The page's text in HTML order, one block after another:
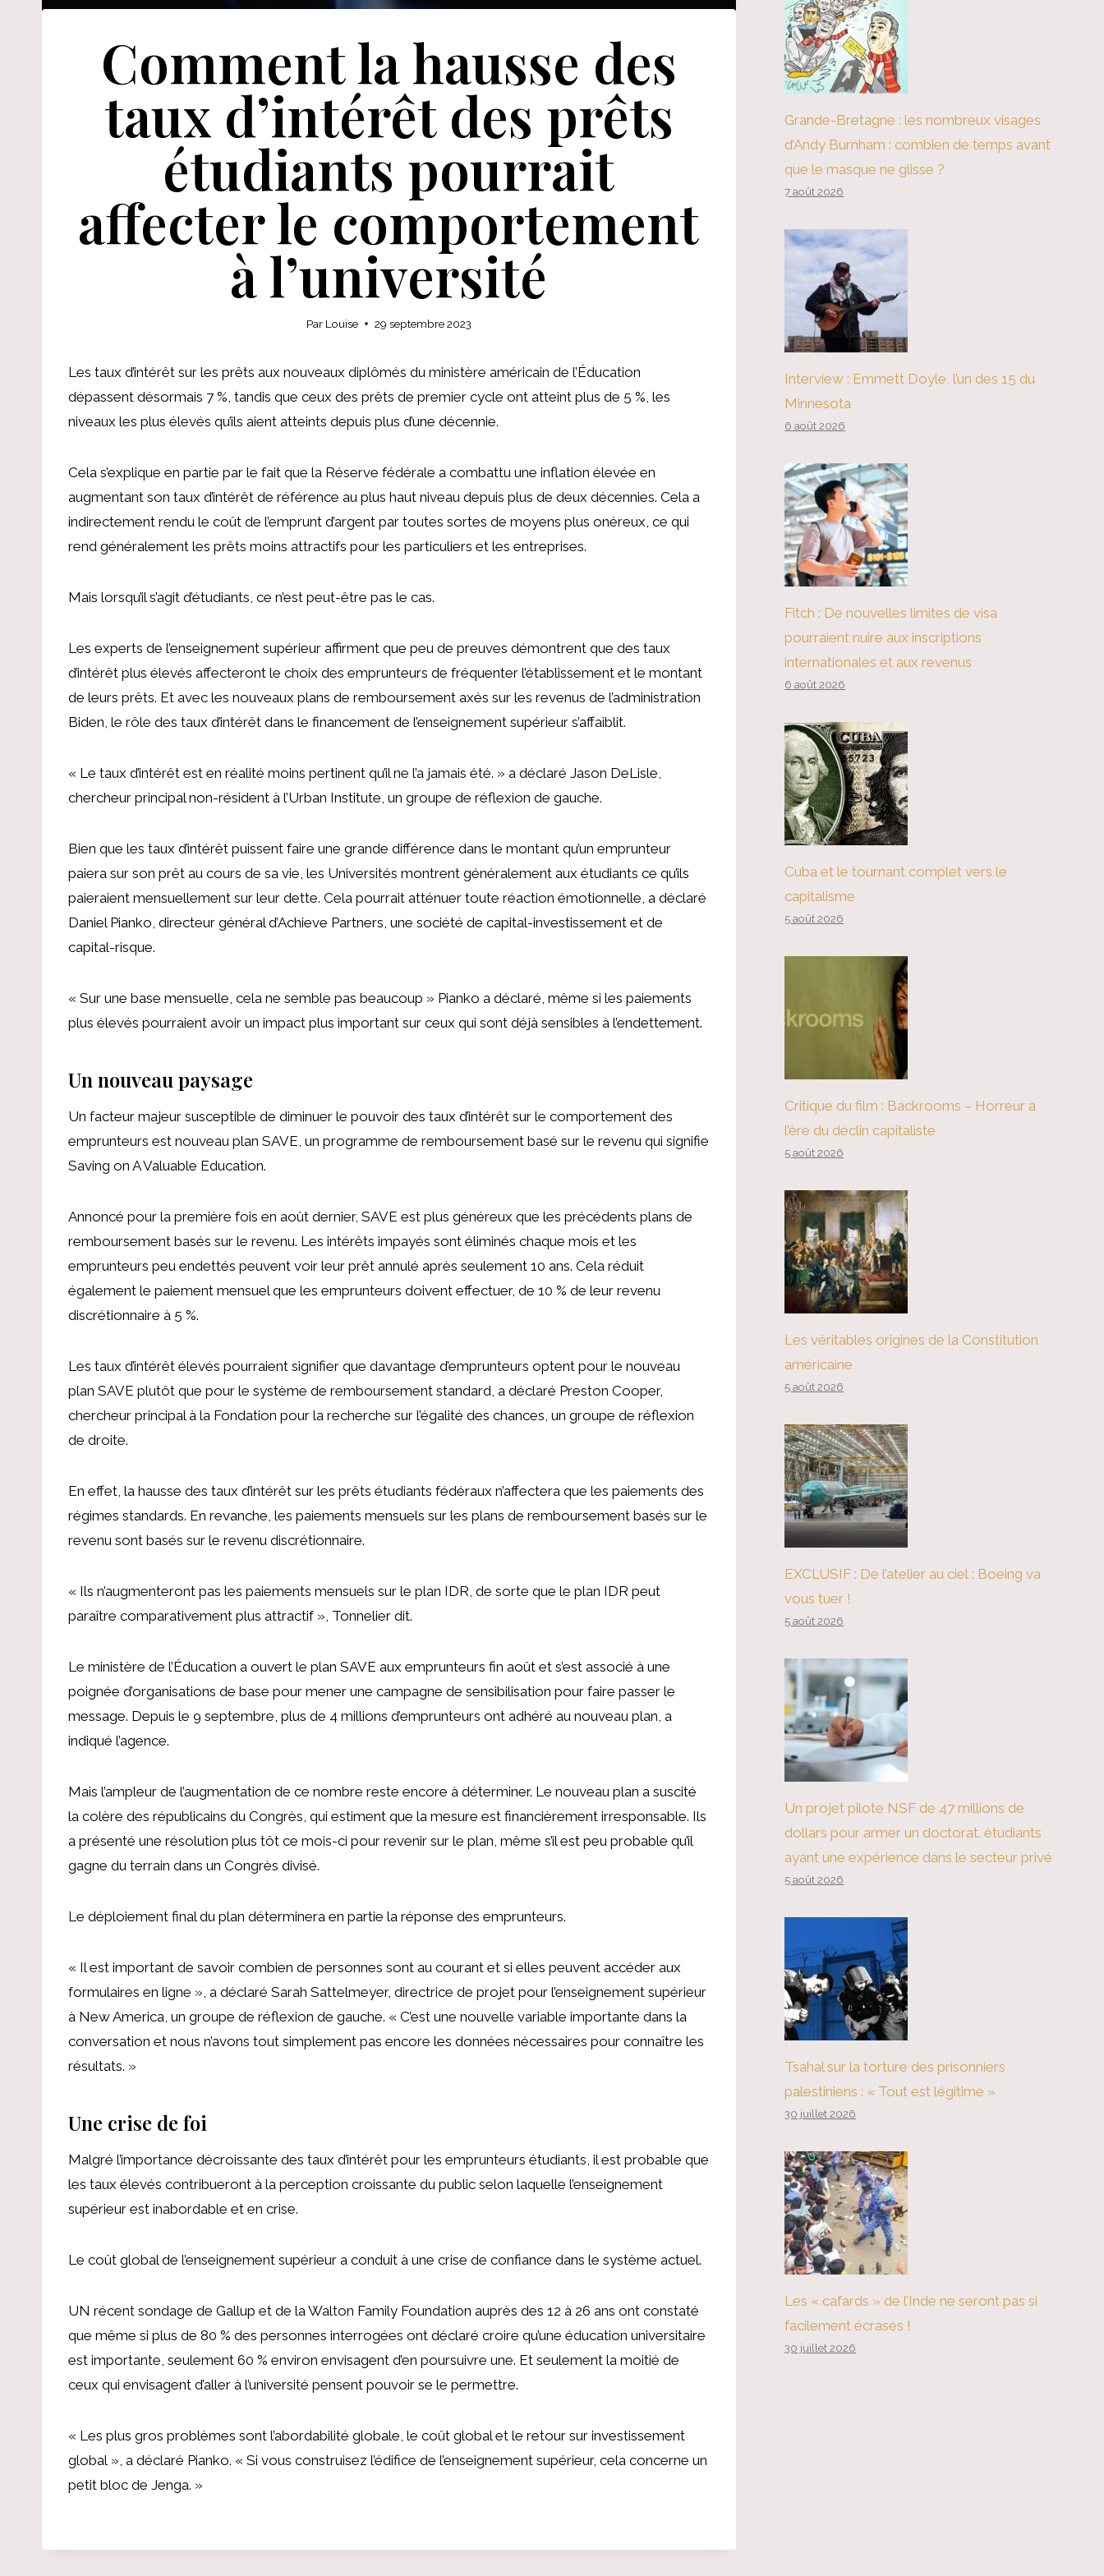
Comment la hausse des
taux d’intérêt des prêts
étudiants pourrait
affecter le comportement
à l’université
Par Louise 29 septembre 2023
Les taux d’intérêt sur les prêts aux nouveaux diplômés du ministère américain de l’Éducation
dépassent désormais 7 %, tandis que ceux des prêts de premier cycle ont atteint plus de 5 %, les
niveaux les plus élevés qu’ils aient atteints depuis plus d’une décennie.
Cela s’explique en partie par le fait que la Réserve fédérale a combattu une inflation élevée en
augmentant son taux d’intérêt de référence au plus haut niveau depuis plus de deux décennies. Cela a
indirectement rendu le coût de l’emprunt d’argent par toutes sortes de moyens plus onéreux, ce qui
rend généralement les prêts moins attractifs pour les particuliers et les entreprises.
Mais lorsqu’il s’agit d’étudiants, ce n’est peut-être pas le cas.
Les experts de l’enseignement supérieur affirment que peu de preuves démontrent que des taux
d’intérêt plus élevés affecteront le choix des emprunteurs de fréquenter l’établissement et le montant
de leurs prêts. Et avec les nouveaux plans de remboursement axés sur les revenus de l’administration
Biden, le rôle des taux d’intérêt dans le financement de l’enseignement supérieur s’affaiblit.
« Le taux d’intérêt est en réalité moins pertinent qu’il ne l’a jamais été. » a déclaré Jason DeLisle,
chercheur principal non-résident à l’Urban Institute, un groupe de réflexion de gauche.
Bien que les taux d’intérêt puissent faire une grande différence dans le montant qu’un emprunteur
paiera sur son prêt au cours de sa vie, les Universités montrent généralement aux étudiants ce qu’ils
paieraient mensuellement sur leur dette. Cela pourrait atténuer toute réaction émotionnelle, a déclaré
Daniel Pianko, directeur général d’Achieve Partners, une société de capital-investissement et de
capital-risque.
« Sur une base mensuelle, cela ne semble pas beaucoup » Pianko a déclaré, même si les paiements
plus élevés pourraient avoir un impact plus important sur ceux qui sont déjà sensibles à l’endettement.
Un nouveau paysage
Un facteur majeur susceptible de diminuer le pouvoir des taux d’intérêt sur le comportement des
emprunteurs est nouveau plan SAVE, un programme de remboursement basé sur le revenu qui signifie
Saving on A Valuable Education.
Annoncé pour la première fois en août dernier, SAVE est plus généreux que les précédents plans de
remboursement basés sur le revenu. Les intérêts impayés sont éliminés chaque mois et les
emprunteurs peu endettés peuvent voir leur prêt annulé après seulement 10 ans. Cela réduit
également le paiement mensuel que les emprunteurs doivent effectuer, de 10 % de leur revenu
discrétionnaire à 5 %.
Les taux d’intérêt élevés pourraient signifier que davantage d’emprunteurs optent pour le nouveau
plan SAVE plutôt que pour le système de remboursement standard, a déclaré Preston Cooper,
chercheur principal à la Fondation pour la recherche sur l’égalité des chances, un groupe de réflexion
de droite.
En effet, la hausse des taux d’intérêt sur les prêts étudiants fédéraux n’affectera que les paiements des
régimes standards. En revanche, les paiements mensuels sur les plans de remboursement basés sur le
revenu sont basés sur le revenu discrétionnaire.
« Ils n’augmenteront pas les paiements mensuels sur le plan IDR, de sorte que le plan IDR peut
paraître comparativement plus attractif », Tonnelier dit.
Le ministère de l’Éducation a ouvert le plan SAVE aux emprunteurs fin août et s’est associé à une
poignée d’organisations de base pour mener une campagne de sensibilisation pour faire passer le
message. Depuis le 9 septembre, plus de 4 millions d’emprunteurs ont adhéré au nouveau plan, a
indiqué l’agence.
Mais l’ampleur de l’augmentation de ce nombre reste encore à déterminer. Le nouveau plan a suscité
la colère des républicains du Congrès, qui estiment que la mesure est financièrement irresponsable. Ils
a présenté une résolution plus tôt ce mois-ci pour revenir sur le plan, même s’il est peu probable qu’il
gagne du terrain dans un Congrès divisé.
Le déploiement final du plan déterminera en partie la réponse des emprunteurs.
« Il est important de savoir combien de personnes sont au courant et si elles peuvent accéder aux
formulaires en ligne », a déclaré Sarah Sattelmeyer, directrice de projet pour l’enseignement supérieur
à New America, un groupe de réflexion de gauche. « C’est une nouvelle variable importante dans la
conversation et nous n’avons tout simplement pas encore les données nécessaires pour connaître les
résultats. »
Une crise de foi
Malgré l’importance décroissante des taux d’intérêt pour les emprunteurs étudiants, il est probable que
les taux élevés contribueront à la perception croissante du public selon laquelle l’enseignement
supérieur est inabordable et en crise.
Le coût global de l’enseignement supérieur a conduit à une crise de confiance dans le système actuel.
UN récent sondage de Gallup et de la Walton Family Foundation auprès des 12 à 26 ans ont constaté
que même si plus de 80 % des personnes interrogées ont déclaré croire qu’une éducation universitaire
est importante, seulement 60 % environ envisagent d’en poursuivre une. Et seulement la moitié de
ceux qui envisagent d’aller à l’université pensent pouvoir se le permettre.
« Les plus gros problèmes sont l’abordabilité globale, le coût global et le retour sur investissement
global », a déclaré Pianko. « Si vous construisez l’édifice de l’enseignement supérieur, cela concerne un
petit bloc de Jenga. »
Grande-Bretagne : les nombreux visages
d’Andy Burnham : combien de temps avant
que le masque ne glisse ?
7 août 2026
Interview : Emmett Doyle, l’un des 15 du
Minnesota
6 août 2026
Fitch : De nouvelles limites de visa
pourraient nuire aux inscriptions
internationales et aux revenus
6 août 2026
Cuba et le tournant complet vers le
capitalisme
5 août 2026
Critique du film : Backrooms – Horreur à
l’ère du déclin capitaliste
5 août 2026
Les véritables origines de la Constitution
américaine
5 août 2026
EXCLUSIF : De l’atelier au ciel : Boeing va
vous tuer !
5 août 2026
Un projet pilote NSF de 47 millions de
dollars pour armer un doctorat. étudiants
ayant une expérience dans le secteur privé
5 août 2026
Tsahal sur la torture des prisonniers
palestiniens : « Tout est légitime »
30 juillet 2026
Les « cafards » de l’Inde ne seront pas si
facilement écrasés !
30 juillet 2026